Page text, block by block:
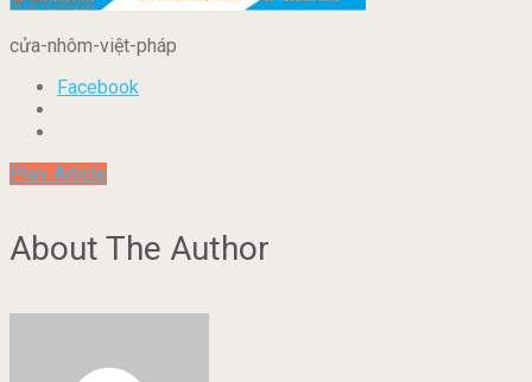
cửa-nhôm-việt-pháp
Facebook
Prev Article
About The Author